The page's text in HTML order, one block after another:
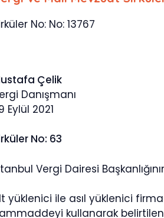
No: No: 13767
Çelik
Danışmanı
Eylül 2021
No: 63
Vergi Dairesi
yüklenici ile asıl yüklenici
kullanarak